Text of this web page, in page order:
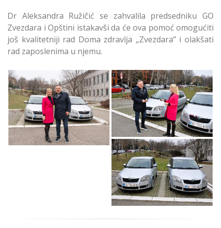
Dr Aleksandra Ružičić se zahvalila predsedniku GO
Zvezdara i Opštini istakavši da će ova pomoć omogućiti
još kvalitetniji rad Doma zdravlja „Zvezdara” i olakšati
rad zaposlenima u njemu.
Pomoć Opštine Domu
zdravlja Zvezdara
Pomoć Opštine
Zvezdara Domu
zdravlja Zvezdara
Pomoć Opštine
Zvezdara Domu
zdravlja